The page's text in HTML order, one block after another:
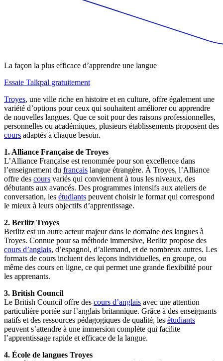
La façon la plus efficace d’apprendre une langue
Essaie Talkpal gratuitement
Troyes, une ville riche en histoire et en culture, offre également une
variété d’options pour ceux qui souhaitent améliorer ou apprendre
de nouvelles langues. Que ce soit pour des raisons professionnelles,
personnelles ou académiques, plusieurs établissements proposent des
cours adaptés à chaque besoin.
1. Alliance Française de Troyes
L’Alliance Française est renommée pour son excellence dans
l’enseignement du français langue étrangère. À Troyes, l’Alliance
offre des cours variés qui conviennent à tous les niveaux, des
débutants aux avancés. Des programmes intensifs aux ateliers de
conversation, les étudiants peuvent choisir le format qui correspond
le mieux à leurs objectifs d’apprentissage.
2. Berlitz Troyes
Berlitz est un autre acteur majeur dans le domaine des langues à
Troyes. Connue pour sa méthode immersive, Berlitz propose des
cours d’anglais, d’espagnol, d’allemand, et de nombreux autres. Les
formats de cours incluent des leçons individuelles, en groupe, ou
même des cours en ligne, ce qui permet une grande flexibilité pour
les apprenants.
3. British Council
Le British Council offre des cours d’anglais avec une attention
particulière portée sur l’anglais britannique. Grâce à des enseignants
natifs et des ressources pédagogiques de qualité, les étudiants
peuvent s’attendre à une immersion complète qui facilite
l’apprentissage rapide et efficace de la langue.
4. École de langues Troyes